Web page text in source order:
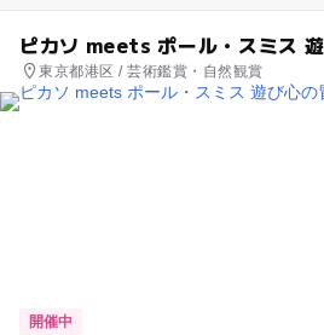
ピカソ meets ポール・スミス
東京都港区 / 芸術鑑賞・自然観賞
開催中